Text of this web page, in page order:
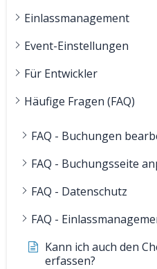
Einlassmanagement
Event-Einstellungen
Für Entwickler
Häufige Fragen (FAQ)
FAQ - Buchungen
FAQ - Buchungsseite
FAQ - Datenschutz
FAQ -
Kann ich auch den
erfassen?